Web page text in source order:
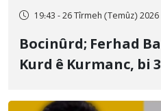
19:43 - 26 Tîrmeh (Temûz) 2026
Bocinûrd; Ferhad
Kurd ê Kurmanc, bi